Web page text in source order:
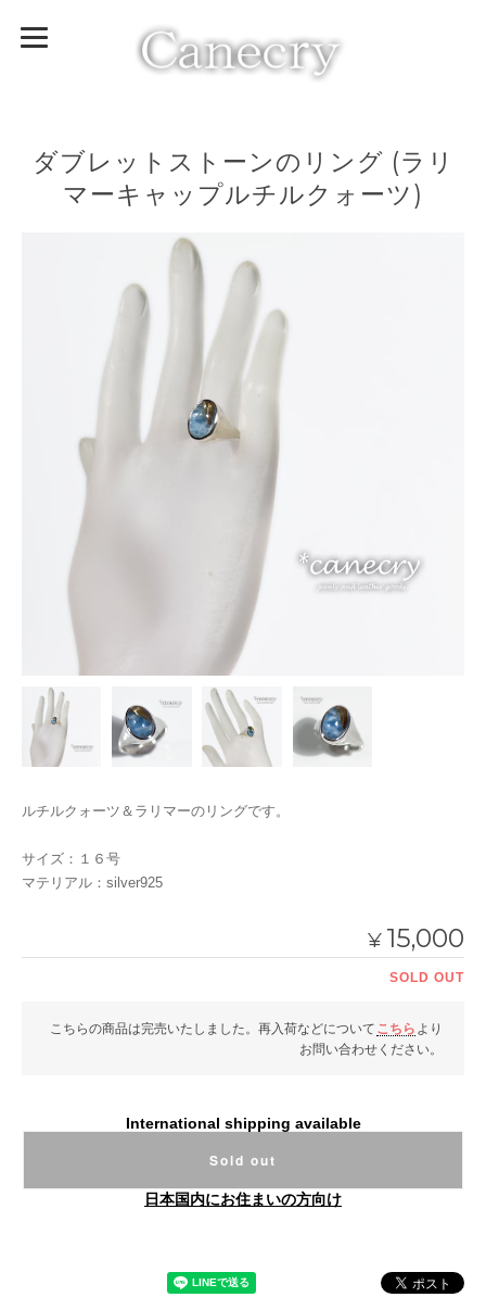
ダブレットストーンのリング (ラリ
マーキャップルチルクォーツ)
ルチルクォーツ＆ラリマーのリングです。
サイズ：１６号
マテリアル：silver925
¥ 15,000
SOLD OUT
こちらの商品は完売いたしました。再入荷などについて こちら より
お問い合わせください。
International shipping available
Sold out
日本国内にお住まいの方向け